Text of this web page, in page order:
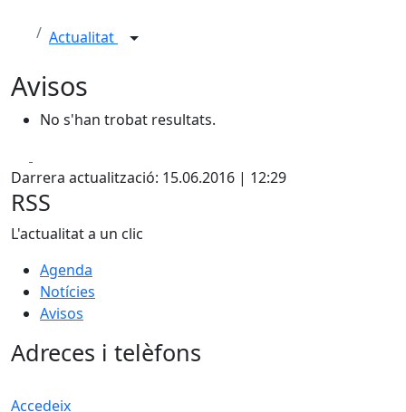
Actualitat
Avisos
No s'han trobat resultats.
Darrera actualització: 15.06.2016 | 12:29
RSS
L'actualitat a un clic
Agenda
Notícies
Avisos
Adreces i telèfons
Accedeix